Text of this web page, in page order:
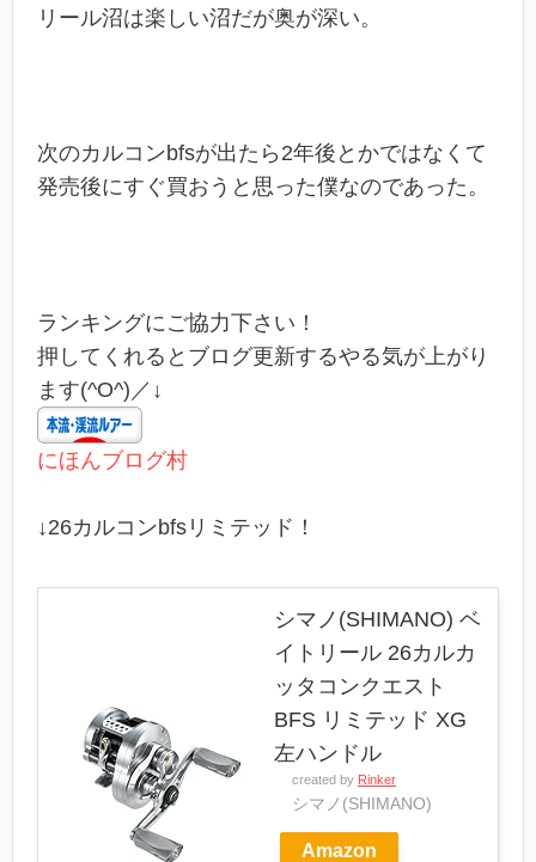
リール沼は楽しい沼だが奥が深い。
次のカルコンbfsが出たら2年後とかではなくて
発売後にすぐ買おうと思った僕なのであった。
ランキングにご協力下さい！
押してくれるとブログ更新するやる気が上がり
ます(^O^)／↓
にほんブログ村
↓26カルコンbfsリミテッド！
シマノ(SHIMANO) ベ
イトリール 26カルカ
ッタコンクエスト
BFS リミテッド XG
左ハンドル
created by Rinker
シマノ(SHIMANO)
Amazon